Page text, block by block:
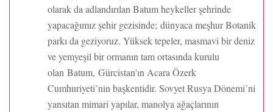
olarak da adlandırılan Batum heykeller şehrinde
yapacağımız şehir gezisinde; dünyaca meşhur Botanik
parkı da geziyoruz. Yüksek tepeler, masmavi bir deniz
ve yemyeşil bir ormanın tam ortasında kurulu
olan Batum, Gürcistan'ın Acara Özerk
Cumhuriyeti’nin başkentidir. Sovyet Rusya Dönemi’ni
yansıtan mimari yapılar, manolya ağaçlarının